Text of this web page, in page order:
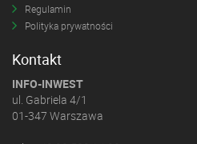
Regulamin
Polityka prywatności
Kontakt
INFO-INWEST
ul. Gabriela 4/1
01-347 Warszawa